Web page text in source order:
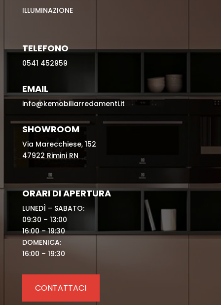
ILLUMINAZIONE
TELEFONO
0541 452959
EMAIL
info@kemobiliarredamenti.it
SHOWROOM
Via Marecchiese, 152
47922 Rimini RN
ORARI DI APERTURA
LUNEDÌ – SABATO:
09:30 – 13:00
16:00 – 19:30
DOMENICA:
16:00 – 19:30
CONTATTACI